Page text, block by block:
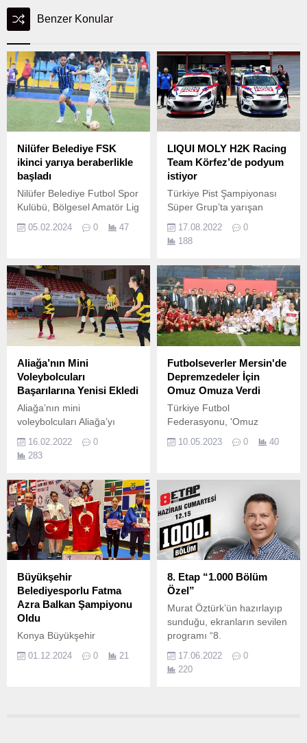
Benzer Konular
Nilüfer Belediye FSK
ikinci yarıya beraberlikle
başladı
Nilüfer Belediye Futbol Spor
Kulübü, Bölgesel Amatör Lig
05.02.2024 0 47
LIQUI MOLY H2K Racing
Team Körfez’de podyum
istiyor
Türkiye Pist Şampiyonası
Süper Grup’ta yarışan
Team, bu hafta sonu
TOSFED Körfez Yarış
mücadele edecek
Otomobil sporlarına yeni
sporcu kazandırmak ve
mevcut pilotların gelişimine
katkı sağlamak amacıyla
İzmir’den doğan LIQUI
MOLY H2K Racing Team,
20-21...
17.08.2022
0
188
Aliağa’nın Mini
Voleybolcuları
Başarılarına Yenisi Ekledi
Aliağa’nın mini
voleybolcuları Aliağa’yı
devam ediyor.
16.02.2022
0
283
Futbolseverler Mersin'de
Depremzedeler İçin
Omuz Omuza Verdi
Türkiye Futbol
Federasyonu, 'Omuz
dayanışma kampanyası
ligden çekilmek zorunda
kalan Atakaş Hatayspor'un
gelecek sezon maçlarını
oynayacağı Mersin
Stadyumu'nda 'TFF Omuz
Omuza Gösteri Maçı’
düzenledi.
10.05.2023 0 40
Büyükşehir
Belediyesporlu Fatma
Azra Balkan Şampiyonu
Oldu
Konya Büyükşehir
uluslararası müsabakalarda
01.12.2024 0 21
8. Etap “1.000 Bölüm
Özel”
Murat Öztürk’ün hazırlayıp
sunduğu, ekranların sevilen
programı “8.
17.06.2022
0
220